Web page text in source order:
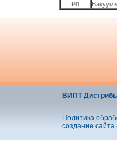
Pl1
ВИПТ
Политика
создание